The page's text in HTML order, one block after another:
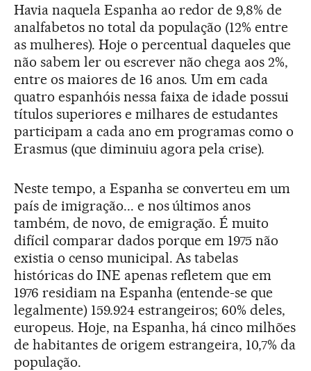
Havia naquela Espanha ao redor de 9,8% de
analfabetos no total da população (12% entre
as mulheres). Hoje o percentual daqueles que
não sabem ler ou escrever não chega aos 2%,
entre os maiores de 16 anos. Um em cada
quatro espanhóis nessa faixa de idade possui
títulos superiores e milhares de estudantes
participam a cada ano em programas como o
Erasmus (que diminuiu agora pela crise).
Neste tempo, a Espanha se converteu em um
país de imigração... e nos últimos anos
também, de novo, de emigração. É muito
difícil comparar dados porque em 1975 não
existia o censo municipal. As tabelas
históricas do INE apenas refletem que em
1976 residiam na Espanha (entende-se que
legalmente) 159.924 estrangeiros; 60% deles,
europeus. Hoje, na Espanha, há cinco milhões
de habitantes de origem estrangeira, 10,7% da
população.